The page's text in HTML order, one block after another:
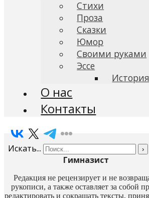
Стихи
Проза
Сказки
Юмор
Своими руками
Эссе
О нас
Контакты
Искать... ›
Гимназист
Редакция не рецензирует и не
рукописи, а также оставляет за собой
редактировать и сокращать тексты,